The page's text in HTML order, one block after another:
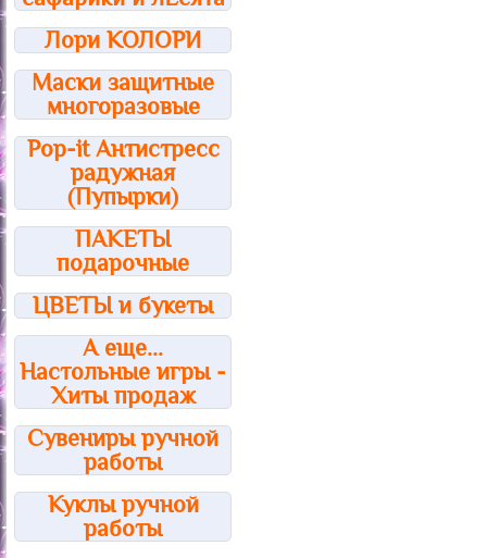
Лори КОЛОРИ
Маски защитные
многоразовые
Pop-it Антистресс
радужная
(Пупырки)
ПАКЕТЫ
подарочные
ЦВЕТЫ и букеты
А еще...
Настольные игры -
Хиты продаж
Сувениры ручной
работы
Куклы ручной
работы